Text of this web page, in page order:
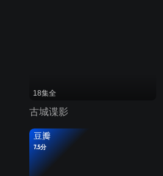
18集全
古城谍影
豆瓣
7.5分